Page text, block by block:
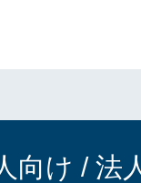
け / 法